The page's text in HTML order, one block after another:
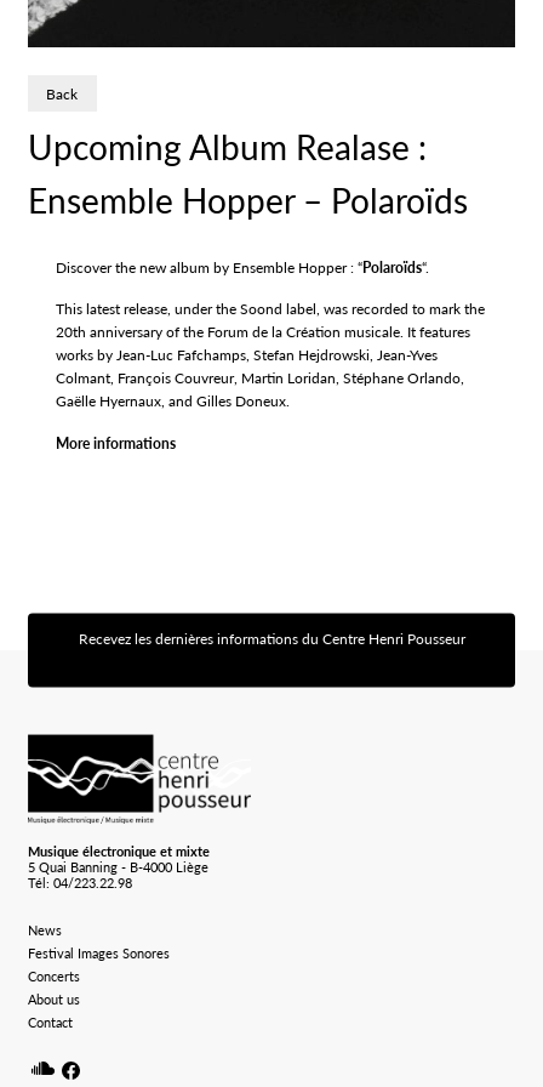
Back
Upcoming Album Realase :
Ensemble Hopper – Polaroïds
Discover the new album by Ensemble Hopper : “Polaroïds“.
This latest release, under the Soond label, was recorded to mark the
20th anniversary of the Forum de la Création musicale. It features
works by Jean-Luc Fafchamps, Stefan Hejdrowski, Jean-Yves
Colmant, François Couvreur, Martin Loridan, Stéphane Orlando,
Gaëlle Hyernaux, and Gilles Doneux.
More informations
Recevez les dernières informations du Centre Henri Pousseur
Musique électronique et mixte
5 Quai Banning - B-4000 Liège
Tél: 04/223.22.98
News
Festival Images Sonores
Concerts
About us
Contact
Soundcloud
Facebook